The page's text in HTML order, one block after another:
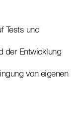
Tests und
der Entwicklung
von eigenen